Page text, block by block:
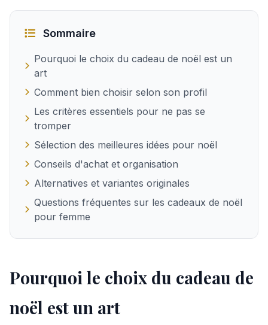
Sommaire
Pourquoi le choix du cadeau de noël est un
art
Comment bien choisir selon son profil
Les critères essentiels pour ne pas se
tromper
Sélection des meilleures idées pour noël
Conseils d'achat et organisation
Alternatives et variantes originales
Questions fréquentes sur les cadeaux de noël
pour femme
Pourquoi le choix du cadeau de
noël est un art